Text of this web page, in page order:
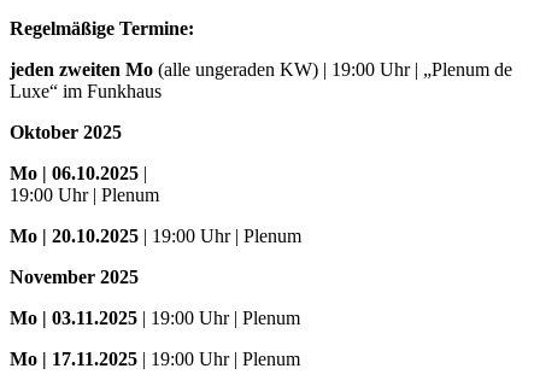
Regelmäßige Termine:
jeden zweiten Mo (alle ungeraden KW) | 19:00 Uhr | „Plenum de
Luxe“ im Funkhaus
Oktober 2025
Mo | 06.10.2025 |
19:00 Uhr | Plenum
Mo | 20.10.2025 | 19:00 Uhr | Plenum
November 2025
Mo | 03.11.2025 | 19:00 Uhr | Plenum
Mo | 17.11.2025 | 19:00 Uhr | Plenum